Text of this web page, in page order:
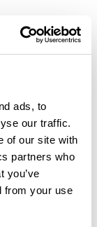
ads, to
our traffic.
of our site with
partners who
you’ve
from your use
lo has